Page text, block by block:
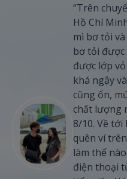
“Trên
Hồ Chí
mì bơ tỏi
bơ tỏi
được lớp
khá ngậy
cũng ổn,
chất lượng
8/10. Về
quên ví
làm thế
điện thoại